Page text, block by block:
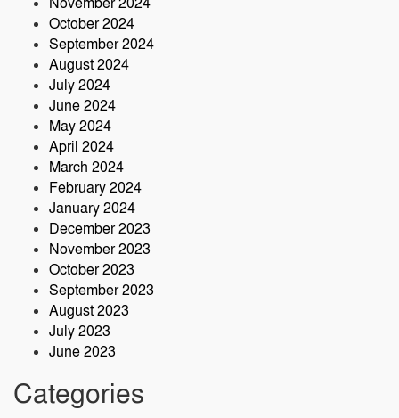
October 2024
September 2024
August 2024
July 2024
June 2024
May 2024
April 2024
March 2024
February 2024
January 2024
December 2023
November 2023
October 2023
September 2023
August 2023
July 2023
June 2023
Categories